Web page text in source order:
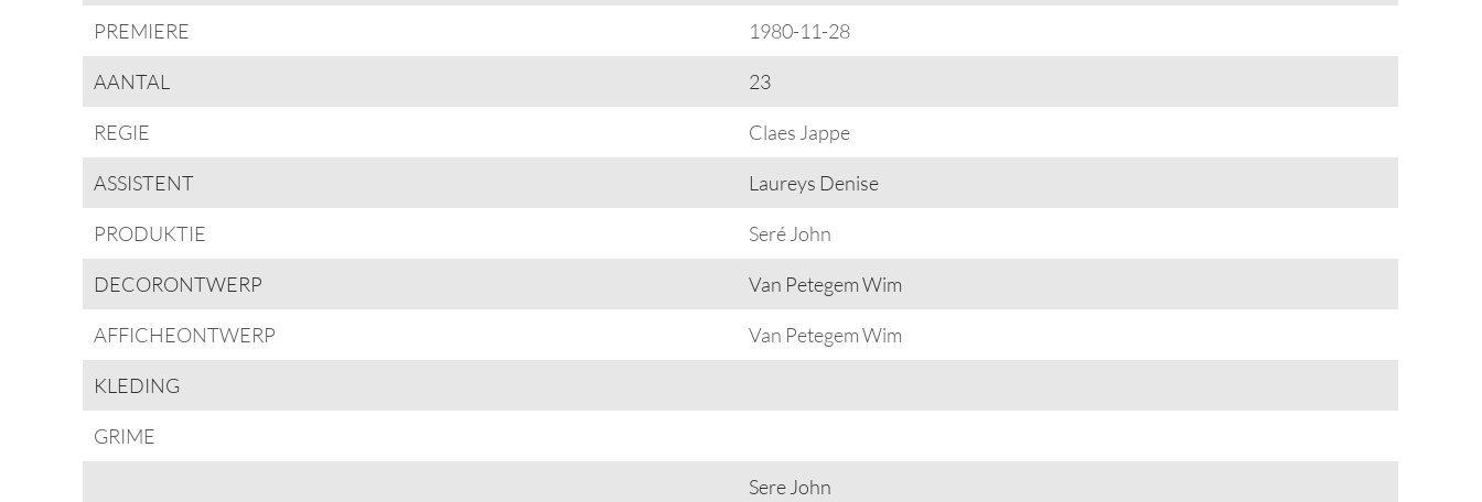
PREMIERE 1980-11-28
AANTAL 23
REGIE Claes Jappe
ASSISTENT Laureys Denise
PRODUKTIE Seré John
DECORONTWERP Van Petegem Wim
AFFICHEONTWERP Van Petegem Wim
KLEDING
GRIME
Sere John